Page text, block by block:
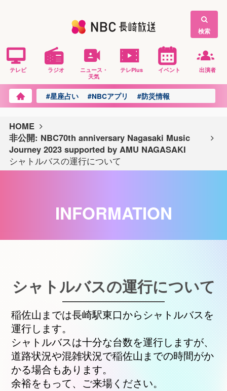
検索
テレビ ラジオ
ニュース・
天気
テレPlus イベント 出演者
#星座占い #NBCアプリ #防災情報
HOME
非公開: NBC70th anniversary Nagasaki Music
Journey 2023 supported by AMU NAGASAKI
シャトルバスの運行について
INFORMATION
シャトルバスの運行について
稲佐山までは長崎駅東口からシャトルバスを
運行します。
シャトルバスは十分な台数を運行しますが、
道路状況や混雑状況で稲佐山までの時間がか
かる場合もあります。
余裕をもって、ご来場ください。